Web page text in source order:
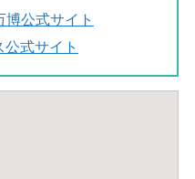
博公式サイト
式サイト